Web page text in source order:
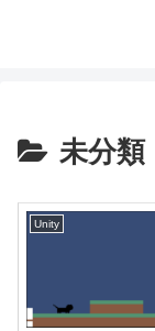
未分類
Unity